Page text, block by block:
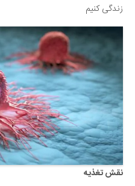
تاریخ
معماری
علمی
فناوری‌ها
نجوم و هوا فضا
زمین و محیط زیست
خودرو
سرگرمی
دانستنی‌ها
زندگی کنیم
نقش تغذیه